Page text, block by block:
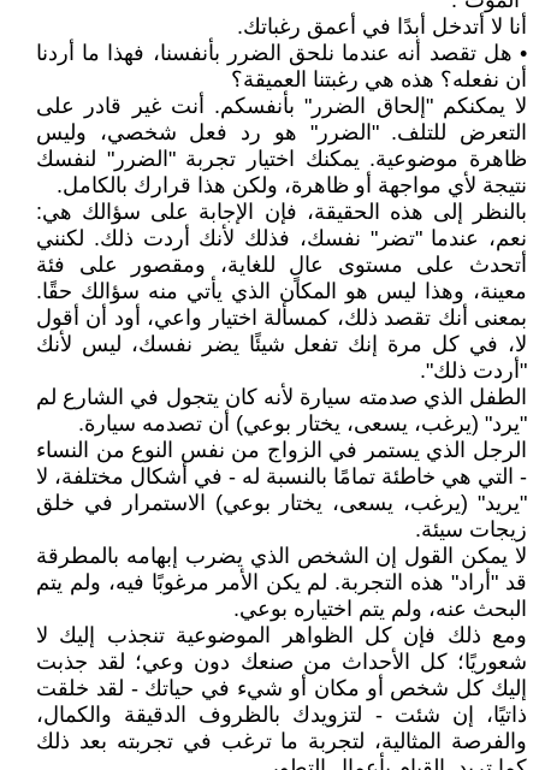
أنا لا أتدخل أبدًا في أعمق رغباتك.
• هل تقصد أنه عندما نلحق الضرر بأنفسنا، فهذا ما أردنا
أن نفعله؟ هذه هي رغبتنا العميقة؟
لا يمكنكم "إلحاق الضرر" بأنفسكم. أنت غير قادر على
التعرض للتلف. "الضرر" هو رد فعل شخصي، وليس
ظاهرة موضوعية. يمكنك اختيار تجربة "الضرر" لنفسك
نتيجة لأي مواجهة أو ظاهرة، ولكن هذا قرارك بالكامل.
بالنظر إلى هذه الحقيقة، فإن الإجابة على سؤالك هي:
نعم، عندما "تضر" نفسك، فذلك لأنك أردت ذلك. لكنني
أتحدث على مستوى عالٍ للغاية، ومقصور على فئة
معينة، وهذا ليس هو المكان الذي يأتي منه سؤالك حقًا.
بمعنى أنك تقصد ذلك، كمسألة اختيار واعي، أود أن أقول
لا، في كل مرة إنك تفعل شيئًا يضر نفسك، ليس لأنك
"أردت ذلك".
الطفل الذي صدمته سيارة لأنه كان يتجول في الشارع لم
"يرد" (يرغب، يسعى، يختار بوعي) أن تصدمه سيارة.
الرجل الذي يستمر في الزواج من نفس النوع من النساء
- التي هي خاطئة تمامًا بالنسبة له - في أشكال مختلفة، لا
"يريد" (يرغب، يسعى، يختار بوعي) الاستمرار في خلق
زيجات سيئة.
لا يمكن القول إن الشخص الذي يضرب إبهامه بالمطرقة
قد "أراد" هذه التجربة. لم يكن الأمر مرغوبًا فيه، ولم يتم
البحث عنه، ولم يتم اختياره بوعي.
ومع ذلك فإن كل الظواهر الموضوعية تنجذب إليك لا
شعوريًا؛ كل الأحداث من صنعك دون وعي؛ لقد جذبت
إليك كل شخص أو مكان أو شيء في حياتك - لقد خلقت
ذاتيًا، إن شئت - لتزويدك بالظروف الدقيقة والكمال،
والفرصة المثالية، لتجربة ما ترغب في تجربته بعد ذلك